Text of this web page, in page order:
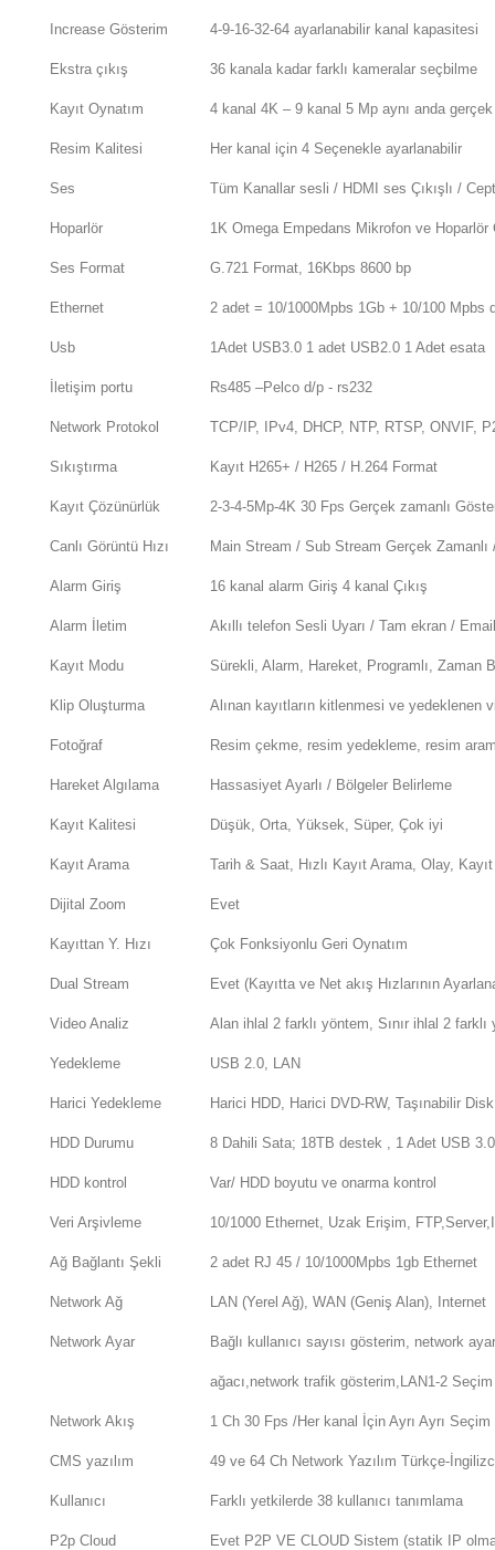
Increase Gösterim 4-9-16-32-64 ayarlanabilir kanal kapasitesi
Ekstra çıkış 36 kanala kadar farklı kameralar seçbilme
Kayıt Oynatım 4 kanal 4K – 9 kanal 5 Mp aynı anda
Resim Kalitesi Her kanal için 4 Seçenekle ayarlanabilir
Ses Tüm Kanallar sesli / HDMI ses Çıkışlı /
Hoparlör 1K Omega Empedans Mikrofon ve Hoparlör
Ses Format G.721 Format, 16Kbps 8600 bp
Ethernet 2 adet = 10/1000Mpbs 1Gb + 10/100 Mpbs
Usb 1Adet USB3.0 1 adet USB2.0 1 Adet esata
İletişim portu Rs485 –Pelco d/p - rs232
Network Protokol TCP/IP, IPv4, DHCP, NTP, RTSP, ONVIF,
Sıkıştırma Kayıt H265+ / H265 / H.264 Format
Kayıt Çözünürlük 2-3-4-5Mp-4K 30 Fps Gerçek zamanlı
Canlı Görüntü Hızı Main Stream / Sub Stream Gerçek Zamanlı
Alarm Giriş 16 kanal alarm Giriş 4 kanal Çıkış
Alarm İletim Akıllı telefon Sesli Uyarı / Tam ekran /
Kayıt Modu Sürekli, Alarm, Hareket, Programlı, Zaman
Klip Oluşturma Alınan kayıtların kitlenmesi ve yedeklenen
Fotoğraf Resim çekme, resim yedekleme, resim
Hareket Algılama Hassasiyet Ayarlı / Bölgeler Belirleme
Kayıt Kalitesi Düşük, Orta, Yüksek, Süper, Çok iyi
Kayıt Arama Tarih & Saat, Hızlı Kayıt Arama, Olay,
Dijital Zoom Evet
Kayıttan Y. Hızı Çok Fonksiyonlu Geri Oynatım
Dual Stream Evet (Kayıtta ve Net akış Hızlarının
Video Analiz Alan ihlal 2 farklı yöntem, Sınır ihlal 2
Yedekleme USB 2.0, LAN
Harici Yedekleme Harici HDD, Harici DVD-RW, Taşınabilir
HDD Durumu 8 Dahili Sata; 18TB destek , 1 Adet USB
HDD kontrol Var/ HDD boyutu ve onarma kontrol
Veri Arşivleme 10/1000 Ethernet, Uzak Erişim,
Ağ Bağlantı Şekli 2 adet RJ 45 / 10/1000Mpbs 1gb Ethernet
Network Ağ LAN (Yerel Ağ), WAN (Geniş Alan), Internet
Network Ayar Bağlı kullanıcı sayısı gösterim, network
ağacı,network trafik gösterim,LAN1-2 Seçim
Network Akış 1 Ch 30 Fps /Her kanal İçin Ayrı Ayrı Seçim
CMS yazılım 49 ve 64 Ch Network Yazılım Türkçe-
Kullanıcı Farklı yetkilerde 38 kullanıcı tanımlama
P2p Cloud Evet P2P VE CLOUD Sistem (statik IP